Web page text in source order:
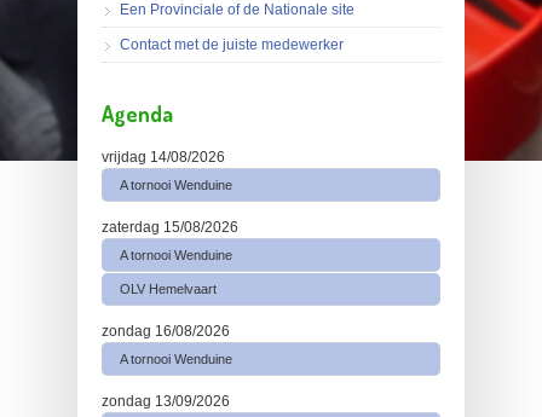
Een Provinciale of de Nationale site
Contact met de juiste medewerker
Agenda
vrijdag 14/08/2026
A tornooi Wenduine
zaterdag 15/08/2026
A tornooi Wenduine
OLV Hemelvaart
zondag 16/08/2026
A tornooi Wenduine
zondag 13/09/2026